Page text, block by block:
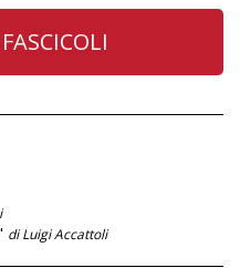
di Luigi Accattoli